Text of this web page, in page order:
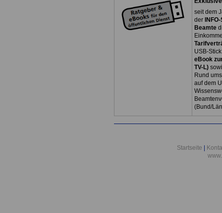
seit dem
der
Beamte
USB-
eBook
TV-L)
Rund
auf dem
(Bund/
Startseite